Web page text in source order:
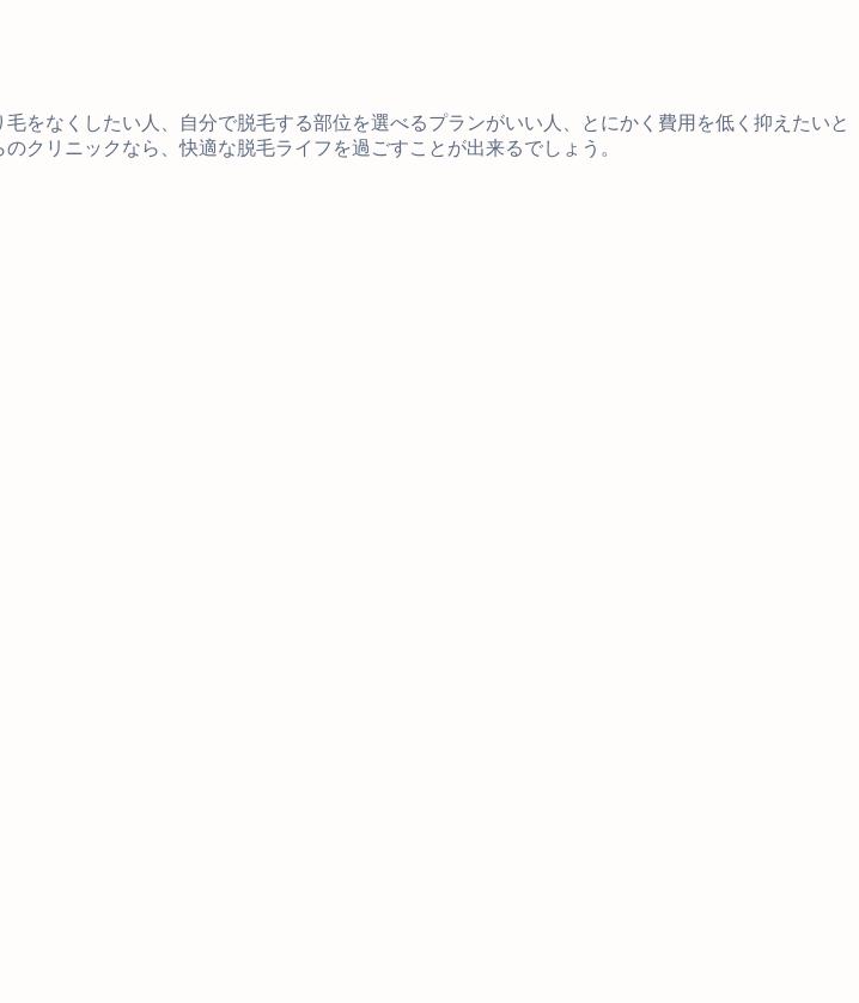
をなくしたい人、自分で脱毛する部位を選べるプランがいい人、とにかく費用を低く抑えたいと
クリニックなら、快適な脱毛ライフを過ごすことが出来るでしょう。